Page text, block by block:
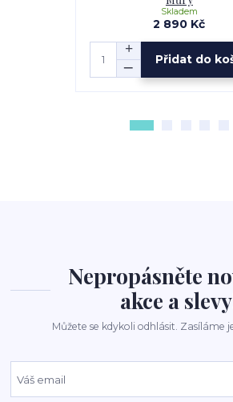
2 890 Kč
Skladem
Přidat do
Nepropásněte
akce a
Můžete se kdykoli odhlásit. Zasíláme